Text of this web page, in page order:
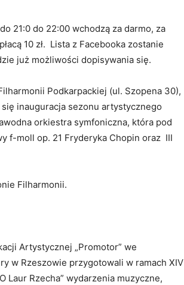
21:0 do 22:00 wchodzą za darmo, za
10 zł. Lista z Facebooka zostanie
już możliwości dopisywania się.
Podkarpackiej (ul. Szopena 30),
inauguracja sezonu artystycznego
orkiestra symfoniczna, która pod
f-moll op. 21 Fryderyka Chopin oraz III
Filharmonii.
Artystycznej „Promotor” we
w Rzeszowie przygotowali w ramach XIV
Laur Rzecha” wydarzenia muzyczne,